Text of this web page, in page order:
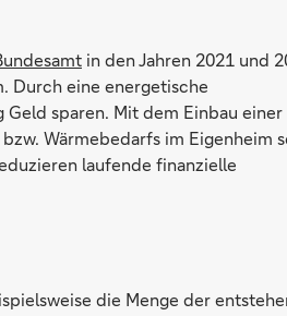
in den Jahren 2021 und
Durch eine energetische
sparen. Mit dem Einbau einer
Wärmebedarfs im Eigenheim
laufende finanzielle
die Menge der